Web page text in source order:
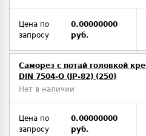
Цена по
запросу
0.00000000
руб.
Саморез с потай головкой
DIN 7504-O (JP-82) (250)
Нет в наличии
Цена по
запросу
0.00000000
руб.